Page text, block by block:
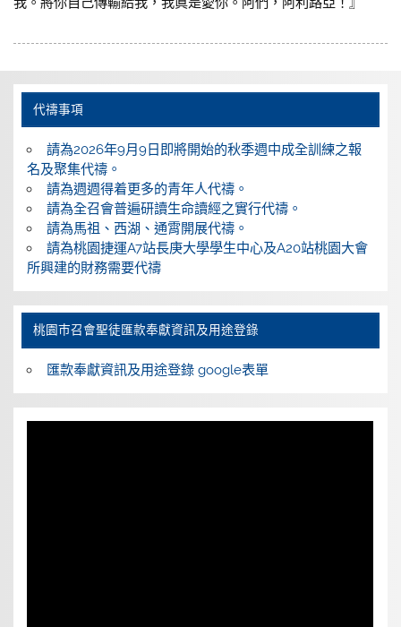
代禱事項
請為2026年9月9日即將開始的秋季週中成全訓練之報
名及聚集代禱。
請為週週得着更多的青年人代禱。
請為全召會普遍研讀生命讀經之實行代禱。
請為馬祖、西湖、通霄開展代禱。
請為桃園捷運A7站長庚大學學生中心及A20站桃園大會
所興建的財務需要代禱
桃園巿召會聖徒匯款奉獻資訊及用途登錄
匯款奉獻資訊及用途登錄 google表單